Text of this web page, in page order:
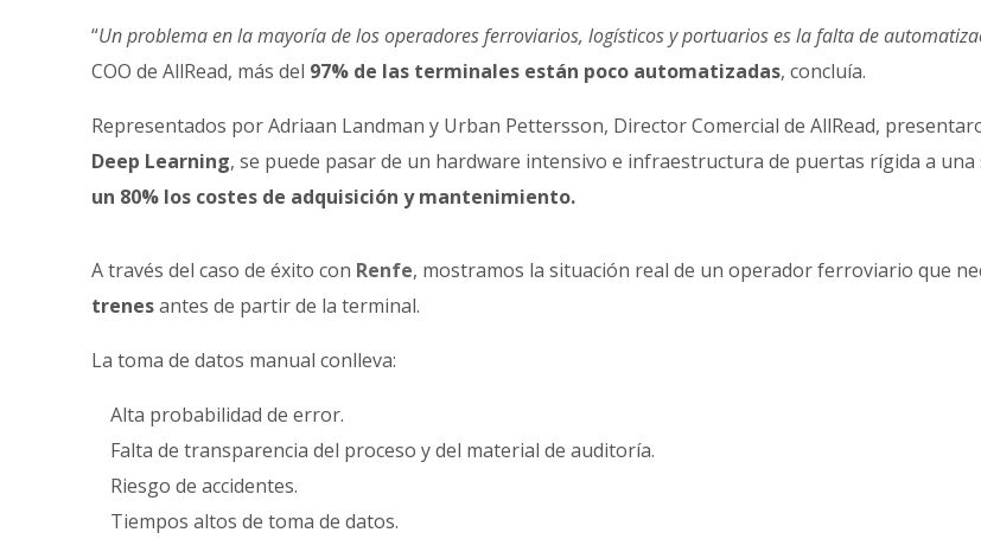
“Un problema en la mayoría de los operadores ferroviarios, logísticos y portuarios es la falta de
COO de AllRead, más del 97% de las terminales están poco automatizadas, concluía.
Representados por Adriaan Landman y Urban Pettersson, Director Comercial de AllRead,
Deep Learning, se puede pasar de un hardware intensivo e infraestructura de puertas rígida a una
un 80% los costes de adquisición y mantenimiento.
A través del caso de éxito con Renfe, mostramos la situación real de un operador ferroviario que
trenesantes de partir de la terminal.
La toma de datos manual conlleva:
Alta probabilidad de error.
Falta de transparencia del proceso y del material de auditoría.
Riesgo de accidentes.
Tiempos altos de toma de datos.